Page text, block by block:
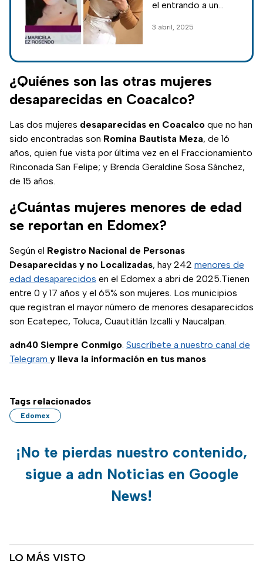
sucedió
el entrando a un
Zolin, colonia
Domingo,
Coyoacán, en
compañía de dos
mujeres.
3 abril, 2025
¿Quiénes son las otras mujeres
desaparecidas en Coacalco?
Las dos mujeres desaparecidas en Coacalco que no han
sido encontradas son Romina Bautista Meza, de 16
años, quien fue vista por última vez en el Fraccionamiento
Rinconada San Felipe; y Brenda Geraldine Sosa Sánchez,
de 15 años.
¿Cuántas mujeres menores de edad
se reportan en Edomex?
Según el Registro Nacional de Personas
Desaparecidas y no Localizadas, hay 242 menores de
edad desaparecidos en el Edomex a abri de 2025.Tienen
entre 0 y 17 años y el 65% son mujeres. Los municipios
que registran el mayor número de menores desaparecidos
son Ecatepec, Toluca, Cuautitlán Izcalli y Naucalpan.
adn40 Siempre Conmigo. Suscríbete a nuestro canal de
Telegram y lleva la información en tus manos
Tags relacionados
Edomex
¡No te pierdas nuestro contenido,
sigue a adn Noticias en Google
News!
LO MÁS VISTO